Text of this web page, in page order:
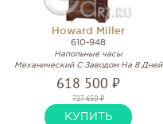
Howard Miller
610-948
Напольные часы
Механический С Заводом На 8 Дней
618 500 ₽
727 650 ₽
КУПИТЬ